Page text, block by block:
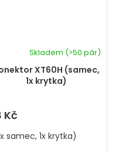
XT60H (samec,
1x krytka)
Skladem (>50 pár)
Kč
samec, 1x krytka)